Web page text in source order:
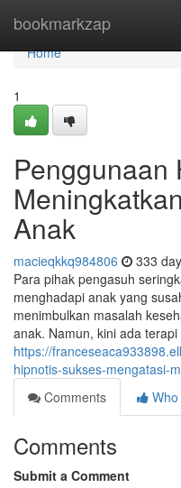
bookmarkzap
Home
Home
1
Penggunaan
Anak
macieqkkq984806 333
Para pihak pengasuh
menghadapi anak yang
menimbulkan masalah
anak. Namun, kini ada
https://
hipnotis-sukses-mengatasi-
Comments
Comments
Submit a Comment